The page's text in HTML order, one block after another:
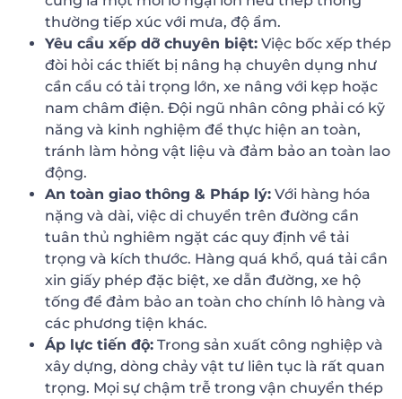
thường tiếp xúc với mưa, độ ẩm.
Yêu cầu xếp dỡ chuyên biệt: Việc bốc xếp thép
đòi hỏi các thiết bị nâng hạ chuyên dụng như
cần cẩu có tải trọng lớn, xe nâng với kẹp hoặc
nam châm điện. Đội ngũ nhân công phải có kỹ
năng và kinh nghiệm để thực hiện an toàn,
tránh làm hỏng vật liệu và đảm bảo an toàn lao
động.
An toàn giao thông & Pháp lý: Với hàng hóa
nặng và dài, việc di chuyển trên đường cần
tuân thủ nghiêm ngặt các quy định về tải
trọng và kích thước. Hàng quá khổ, quá tải cần
xin giấy phép đặc biệt, xe dẫn đường, xe hộ
tống để đảm bảo an toàn cho chính lô hàng và
các phương tiện khác.
Áp lực tiến độ: Trong sản xuất công nghiệp và
xây dựng, dòng chảy vật tư liên tục là rất quan
trọng. Mọi sự chậm trễ trong vận chuyển thép